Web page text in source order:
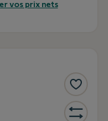
vos prix nets